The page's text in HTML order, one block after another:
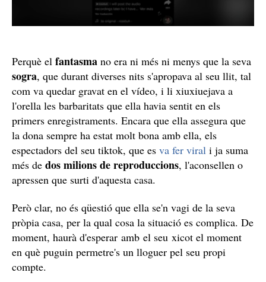
Perquè el fantasma no era ni més ni menys que la seva
sogra, que durant diverses nits s'apropava al seu llit, tal
com va quedar gravat en el vídeo, i li xiuxiuejava a
l'orella les barbaritats que ella havia sentit en els
primers enregistraments. Encara que ella assegura que
la dona sempre ha estat molt bona amb ella, els
espectadors del seu tiktok, que es va fer viral i ja suma
més de dos milions de reproduccions, l'aconsellen o
apressen que surti d'aquesta casa.
Però clar, no és qüestió que ella se'n vagi de la seva
pròpia casa, per la qual cosa la situació es complica. De
moment, haurà d'esperar amb el seu xicot el moment
en què puguin permetre's un lloguer pel seu propi
compte.